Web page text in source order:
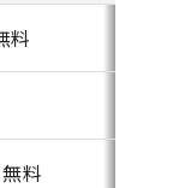
料
料